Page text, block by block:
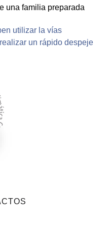
una familia preparada
utilizar la vías
un rápido despeje